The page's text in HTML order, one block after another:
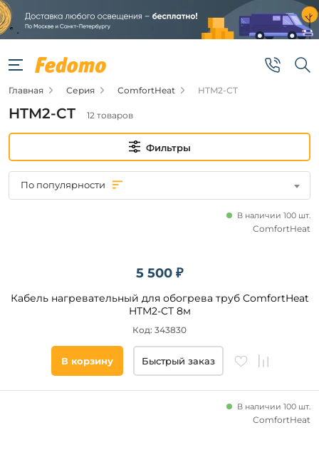
Фильтры
Цена
от
Наличие
Главная Серия ComfortHeat HTM2-CT
HTM2-CT 12 товаров
Фильтры
По популярности
5 500 ₽
Кабель нагревательный для обогрева труб ComfortHeat
HTM2-CT 8м
В наличии 100 шт.
Код: 343830
ComfortHeat
В корзину Быстрый заказ
В наличии 100 шт.
ComfortHeat